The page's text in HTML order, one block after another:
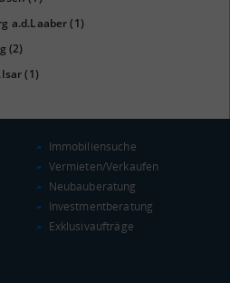
KOPF
2018)
a.d.Laaber(1)
(2)
(1)
Immobiliensuche
Vermieten/Verkaufen
Neubauberatung
Investmentberatung
Exklusivaufträge